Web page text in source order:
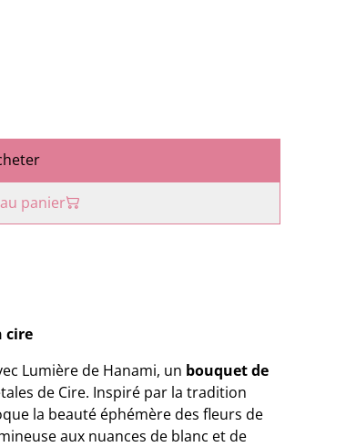
panier
cire
Lumière de Hanami, un bouquet de
de Cire. Inspiré par la tradition
la beauté éphémère des fleurs de
aux nuances de blanc et de